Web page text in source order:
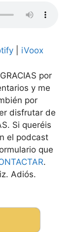
iVoox
por
y me
por
disfrutar de
Si queréis
el podcast
que
.
Adiós.